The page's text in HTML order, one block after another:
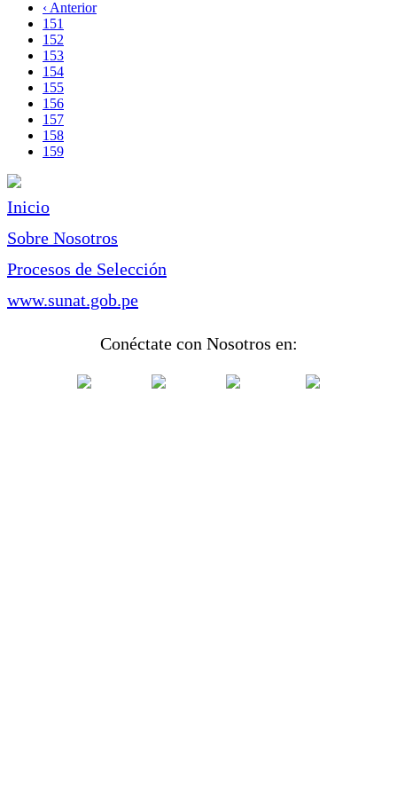
Paginación
página
Página
anterior
‹ Anterior
Page
151
Page
152
Page
153
Page
154
Page
155
Page
156
Page
157
Page
158
Página
159
Inicio
Sobre Nosotros
Procesos de Selección
www.sunat.gob.pe
Conéctate con Nosotros en: